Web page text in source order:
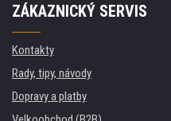
ZÁKAZNICKÝ SERVIS
Kontakty
Rady, tipy, návody
Dopravy a platby